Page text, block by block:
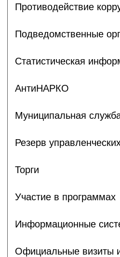
Противодействие
Подведомственные
Статистическая
АнтиНАРКО
Муниципальная
Резерв
Торги
Участие в программах
Информационные
Официальные визиты